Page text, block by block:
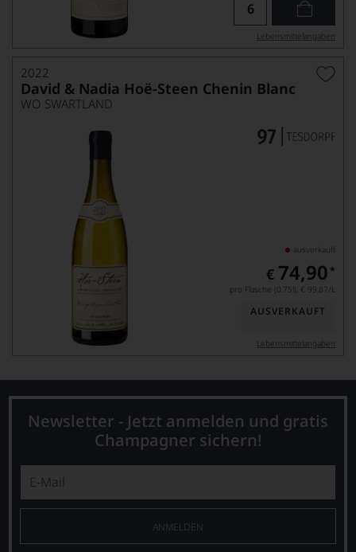
Lebensmittel­angaben
2022
David & Nadia Hoë-Steen Chenin Blanc
WO SWARTLAND
ausverkauft
€ 74,90 *
pro Flasche (0.75l), € 99,87/L
AUSVERKAUFT
Lebensmittel­angaben
Newsletter - Jetzt anmelden und gratis
Champagner sichern!
ANMELDEN